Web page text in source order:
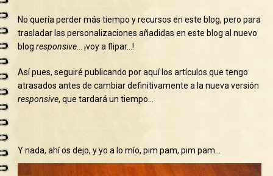
No quería perder más tiempo y recursos en este blog, pero para
trasladar las personalizaciones añadidas en este blog al nuevo
blogresponsive … ¡voy a flipar…!
Así pues, seguiré publicando por aquí los artículos que tengo
atrasados antes de cambiar definitivamente a la nueva versión
responsive, que tardará un tiempo…
Y nada, ahí os dejo, y yo a lo mío, pim pam, pim pam…